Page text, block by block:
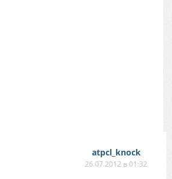
atpcl_knock
26.07.2012 в 01:32